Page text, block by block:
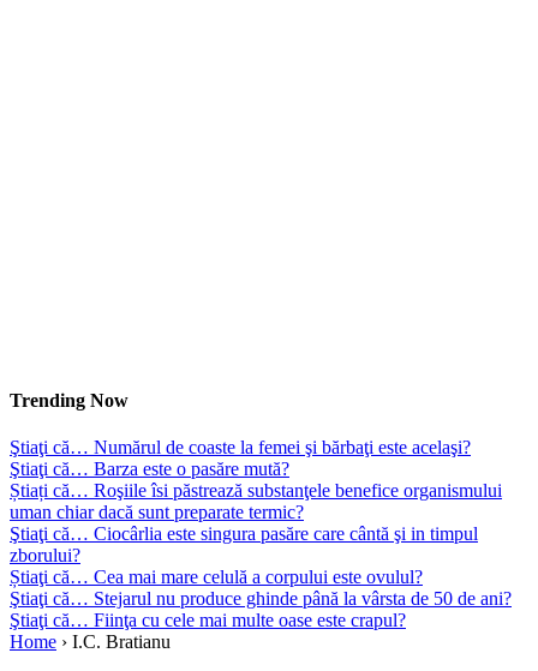
Trending Now
Ştiaţi că… Numărul de coaste la femei şi bărbaţi este acelaşi?
Ştiaţi că… Barza este o pasăre mută?
Știați că… Roşiile îsi păstrează substanţele benefice organismului
uman chiar dacă sunt preparate termic?
Ştiaţi că… Ciocârlia este singura pasăre care cântă şi in timpul
zborului?
Știaţi că… Cea mai mare celulă a corpului este ovulul?
Ştiaţi că… Stejarul nu produce ghinde până la vârsta de 50 de ani?
Ştiaţi că… Fiinţa cu cele mai multe oase este crapul?
Home › I.C. Bratianu